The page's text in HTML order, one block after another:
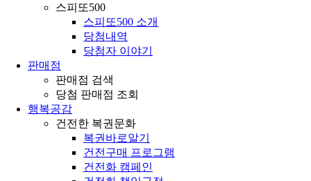
스피또500
스피또500 소개
당첨내역
당첨자 이야기
판매점
판매점 검색
당첨 판매점 조회
행복공감
건전한 복권문화
복권바로알기
건전구매 프로그램
건전화 캠페인